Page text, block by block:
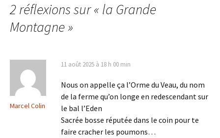
2 réflexions sur « la Grande
Montagne»
Marcel Colin
11 août 2025 à 18 h 00 min
Nous on appelle ça l’Orme du Veau, du nom
de la ferme qu’on longe en redescendant sur
le bal l’Eden
Sacrée bosse réputée dans le coin pour te
faire cracher les poumons…